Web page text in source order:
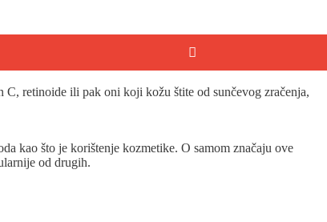
retinoide ili pak oni koji kožu štite od sunčevog zračenja,
kao što je korištenje kozmetike. O samom značaju ove
od drugih.